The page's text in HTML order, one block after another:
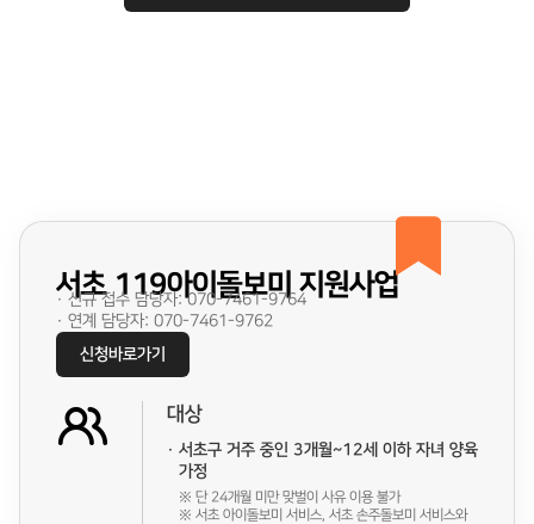
서초 119아이돌보미 지원사업
· 신규 접수 담당자: 070-7461-9764
· 연계 담당자: 070-7461-9762
신청바로가기
대상
서초구 거주 중인 3개월~12세 이하 자녀 양육
가정
※ 단 24개월 미만 맞벌이 사유 이용 불가
※ 서초 아이돌보미 서비스, 서초 손주돌보미 서비스와